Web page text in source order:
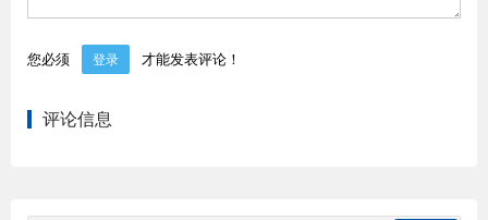
您必须 登录 才能发表评论！
评论信息